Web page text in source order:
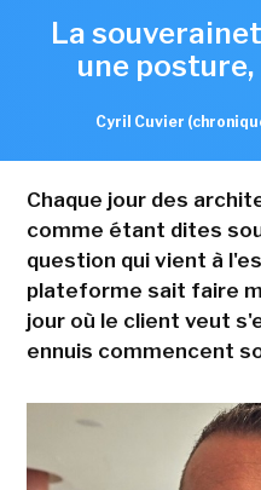
La
une
Cyril Cuvier
Chaque jour des
comme étant dites
question qui vient à
plateforme sait faire
jour où le client veut
ennuis commencent